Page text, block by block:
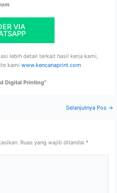
VIA
lebih detail terkait hasil kerja kami,
kami www.kencanaprint.com
Digital Printing”
Selanjutnya Pos →
Ruas yang wajib ditandai *